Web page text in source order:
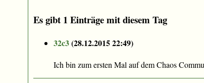
Es gibt 1 Einträge mit diesem Tag
32c3(28.12.2015 22:49)
Ich bin zum ersten Mal auf dem Chaos